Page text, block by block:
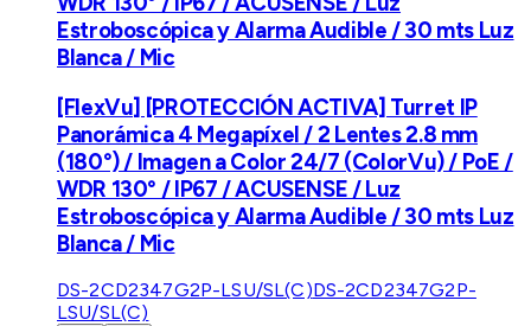
Estroboscópica y Alarma Audible / 30 mts Luz
Blanca / Mic
[FlexVu] [PROTECCIÓN ACTIVA] Turret IP
Panorámica 4 Megapíxel / 2 Lentes 2.8 mm
(180°) / Imagen a Color 24/7 (ColorVu) / PoE /
WDR 130° / IP67 / ACUSENSE / Luz
Estroboscópica y Alarma Audible / 30 mts Luz
Blanca / Mic
DS-2CD2347G2P-LSU/SL(C)DS-2CD2347G2P-
LSU/SL(C)